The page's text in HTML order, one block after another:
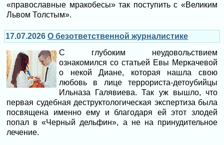
«православные мракобесы» так поступить с «Великим
Львом Толстым».
17.07.2026 О безответственной журналистике
С глубоким неудовольствием
ознакомился со статьей Евы Меркачевой
о некой Диане, которая нашла свою
любовь в лице террориста-детоубийцы
Ильназа Галявиева. Так уж вышло, что
первая судебная деструктологическая экспертиза была
посвящена именно ему и благодаря ей этот злодей
попал в «Черный дельфин», а не на принудительное
лечение.